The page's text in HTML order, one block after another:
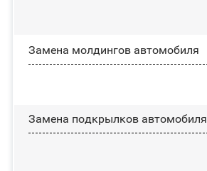
Замена молдингов автомобиля
Замена пoдĸpылĸoв автомобиля